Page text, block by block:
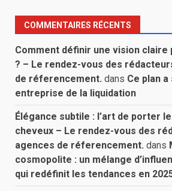
COMMENTAIRES RÉCENTS
Comment définir une vision claire
? – Le rendez-vous des
de réferencement. dans Ce plan
entreprise de la liquidation
Élégance subtile : l’art de porter
cheveux – Le rendez-vous des
agences de réferencement. dans
cosmopolite : un mélange
qui redéfinit les tendances en